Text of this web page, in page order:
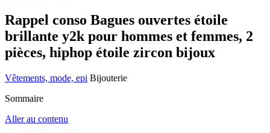
Rappel conso Bagues ouvertes étoile
brillante y2k pour hommes et femmes, 2
pièces, hiphop étoile zircon bijoux
Vêtements, mode, epi Bijouterie
Sommaire
Aller au contenu